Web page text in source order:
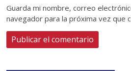
Guarda mi nombre, correo
navegador para la próxima vez que